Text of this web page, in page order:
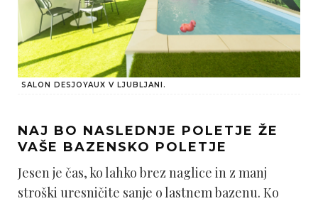
SALON DESJOYAUX V LJUBLJANI.
NAJ BO NASLEDNJE POLETJE ŽE
VAŠE BAZENSKO POLETJE
Jesen je čas, ko lahko brez naglice in z manj
stroški uresničite sanje o lastnem bazenu. Ko